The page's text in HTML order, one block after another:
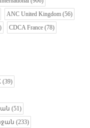
ANC United Kingdom (56)
CDCA France (78)
(39)
(51)
(233)